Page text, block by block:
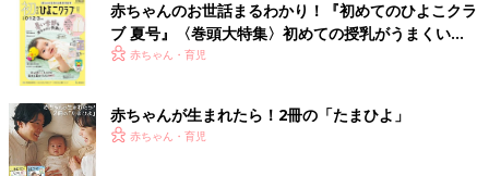
赤ちゃんのお世話まるわかり！『初めてのひよこクラ
ブ 夏号』〈巻頭大特集〉初めての授乳がうまくい
く！ おっぱい・ミルクの基本と夏のトラブル 解決テ
赤ちゃん・育児
赤ちゃんが生まれたら！2冊の「たまひよ」
赤ちゃん・育児